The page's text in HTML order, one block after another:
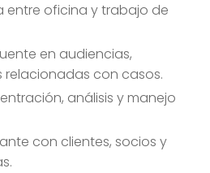
entre oficina y trabajo de
en audiencias,
relacionadas con casos.
análisis y manejo
con clientes, socios y